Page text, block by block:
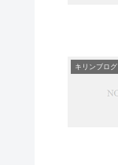
キリンブログ